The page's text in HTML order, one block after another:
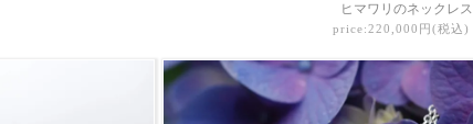
ヒマワリのネックレス
price:220,000円(税込)